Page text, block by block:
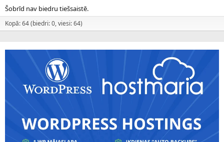
Šobrīd nav biedru tiešsaistē.
Kopā: 64 (biedri: 0, viesi: 64)